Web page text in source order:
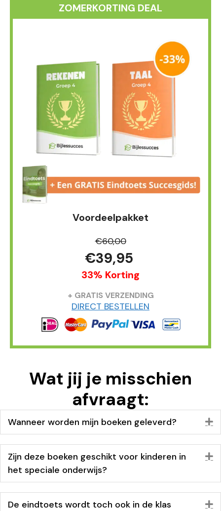
ZOMERKORTING DEAL
Voordeelpakket
€60,00
€39,95
33% Korting
+ GRATIS VERZENDING
DIRECT BESTELLEN
Wat jij je misschien
afvraagt:
Wanneer worden mijn boeken geleverd?
Zijn deze boeken geschikt voor kinderen in
het speciale onderwijs?
De eindtoets wordt toch ook in de klas